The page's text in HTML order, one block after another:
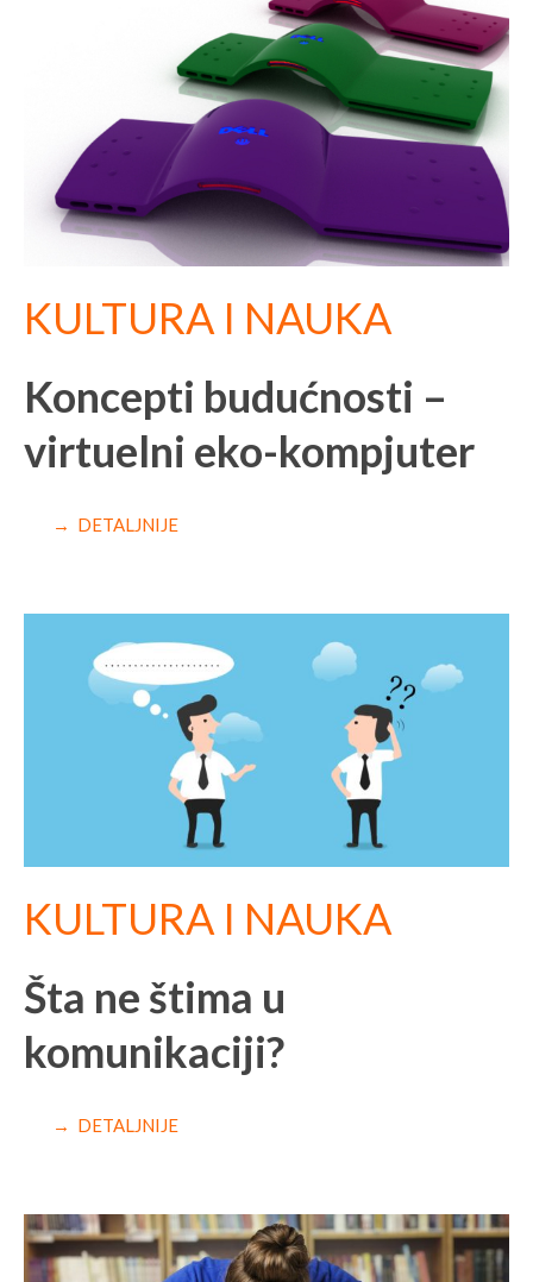
KULTURA I NAUKA
Koncepti budućnosti –
virtuelni eko-kompjuter
→ DETALJNIJE
KULTURA I NAUKA
Šta ne štima u
komunikaciji?
→ DETALJNIJE